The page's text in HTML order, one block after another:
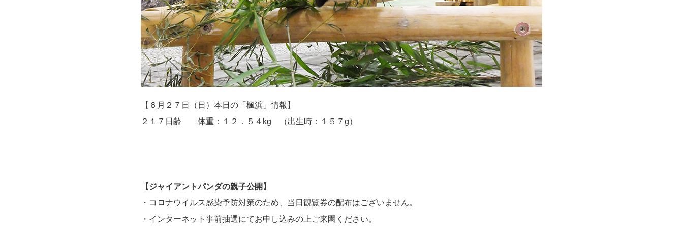
【６月２７日（日）本日の「楓浜」情報】
２１７日齢 体重：１２．５４kg （出生時：１５７g）
【ジャイアントパンダの親子公開】
・コロナウイルス感染予防対策のため、当日観覧券の配布はございません。
・インターネット事前抽選にてお申し込みの上ご来園ください。